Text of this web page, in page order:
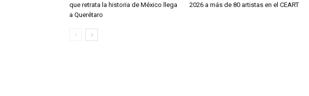
que retrata la historia de México llega
a Querétaro
2026 a más de 80 artistas en el CEART